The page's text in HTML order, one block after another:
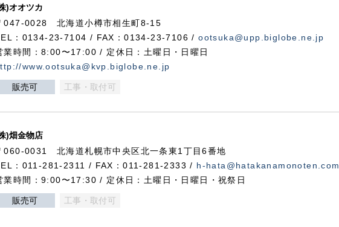
)オオツカ
047-0028 北海道小樽市相生町8-15
：0134-23-7104 / FAX：0134-23-7106 /ootsuka@upp.biglobe.ne.jp
業時間：8:00〜17:00 / 定休日：土曜日・日曜日
www.ootsuka@kvp.biglobe.ne.jp
販売可 工事・取付可
)畑金物店
060-0031 北海道札幌市中央区北一条東1丁目6番地
：011-281-2311 / FAX：011-281-2333 / h-hata@hatakanamonoten.com
業時間：9:00〜17:30 / 定休日：土曜日・日曜日・祝祭日
販売可 工事・取付可